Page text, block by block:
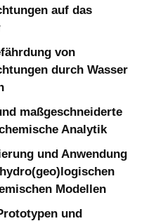
auf das
von
durch Wasser
maßgeschneiderte
Analytik
und Anwendung
Modellen
und